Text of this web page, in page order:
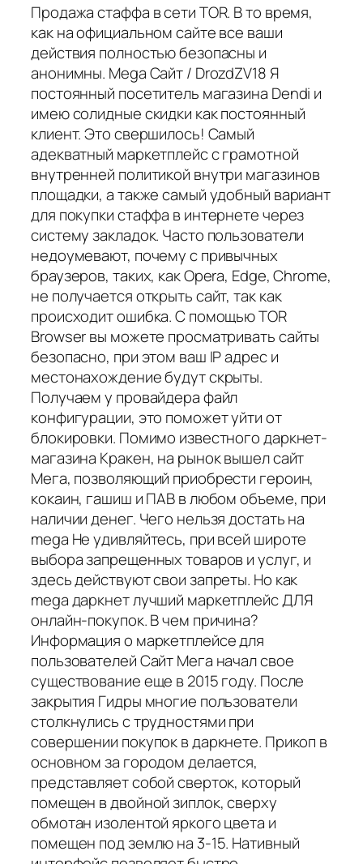
Продажа стаффа в сети TOR. В то время,
как на официальном сайте все ваши
действия полностью безопасны и
анонимны. Mega Сайт / DrozdZV18 Я
постоянный посетитель магазина Dendi и
имею солидные скидки как постоянный
клиент. Это свершилось! Самый
адекватный маркетплейс с грамотной
внутренней политикой внутри магазинов
площадки, а также самый удобный вариант
для покупки стаффа в интернете через
систему закладок. Часто пользователи
недоумевают, почему с привычных
браузеров, таких, как Opera, Edge, Chrome,
не получается открыть сайт, так как
происходит ошибка. С помощью TOR
Browser вы можете просматривать сайты
безопасно, при этом ваш IP адрес и
местонахождение будут скрыты.
Получаем у провайдера файл
конфигурации, это поможет уйти от
блокировки. Помимо известного даркнет-
магазина Кракен, на рынок вышел сайт
Мега, позволяющий приобрести героин,
кокаин, гашиш и ПАВ в любом объеме, при
наличии денег. Чего нельзя достать на
mega Не удивляйтесь, при всей широте
выбора запрещенных товаров и услуг, и
здесь действуют свои запреты. Но как
mega даркнет лучший маркетплейс ДЛЯ
онлайн-покупок. В чем причина?
Информация о маркетплейсе для
пользователей Сайт Мега начал свое
существование еще в 2015 году. После
закрытия Гидры многие пользователи
столкнулись с трудностями при
совершении покупок в даркнете. Прикоп в
основном за городом делается,
представляет собой сверток, который
помещен в двойной зиплок, сверху
обмотан изолентой яркого цвета и
помещен под землю на 3-15. Нативный